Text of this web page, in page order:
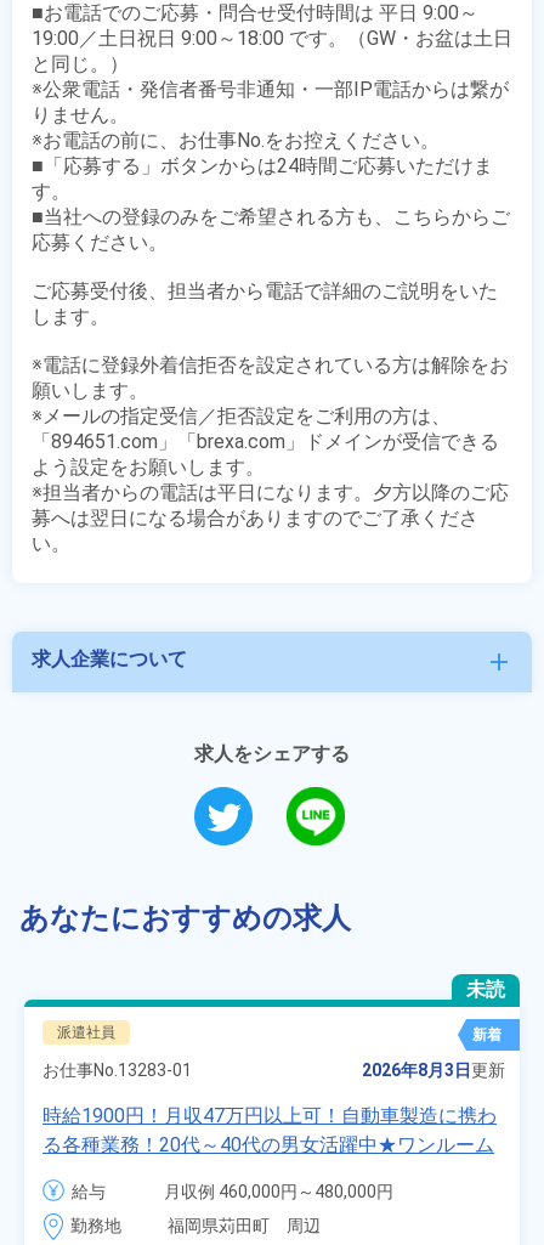
■お電話でのご応募・問合せ受付時間は 平日 9:00～
19:00／土日祝日 9:00～18:00 です。（GW・お盆は土日
と同じ。）
※公衆電話・発信者番号非通知・一部IP電話からは繋が
りません。
※お電話の前に、お仕事No.をお控えください。
■「応募する」ボタンからは24時間ご応募いただけま
す。
■当社への登録のみをご希望される方も、こちらからご
応募ください。
ご応募受付後、担当者から電話で詳細のご説明をいた
します。
※電話に登録外着信拒否を設定されている方は解除をお
願いします。
※メールの指定受信／拒否設定をご利用の方は、
「894651.com」「brexa.com」ドメインが受信できる
よう設定をお願いします。
※担当者からの電話は平日になります。夕方以降のご応
募へは翌日になる場合がありますのでご了承くださ
求人企業について add
求人をシェアする
あなたにおすすめの求人
未読
派遣社員 新着
お仕事No. 13283-01 2026年8月3日更新
時給1900円！月収47万円以上可！自動車製造に携わ
る各種業務！20代～40代の男女活躍中★ワンルーム
寮無料！マイカー通勤OK！無料駐車場あり！赴任旅
費会社負担！社員食堂あり！日払いあり！土日休
み！特別賞与90万円支給！《福岡県京都郡苅田町》
給与
月収例 460,000円～480,000円
時給 1,900円～1,900円
勤務地
福岡県苅田町　周辺